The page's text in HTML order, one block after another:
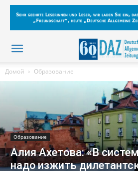
Домой Образование
Образование
Алия Ахетова: «В
надо изжить